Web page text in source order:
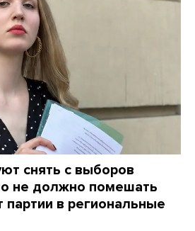
снять с выборов
не должно помешать
партии в региональные